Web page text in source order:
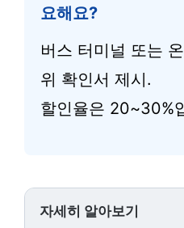
요해요?
버스 터미널 또는
위 확인서 제시.
할인율은 20~30%
자세히 알아보기